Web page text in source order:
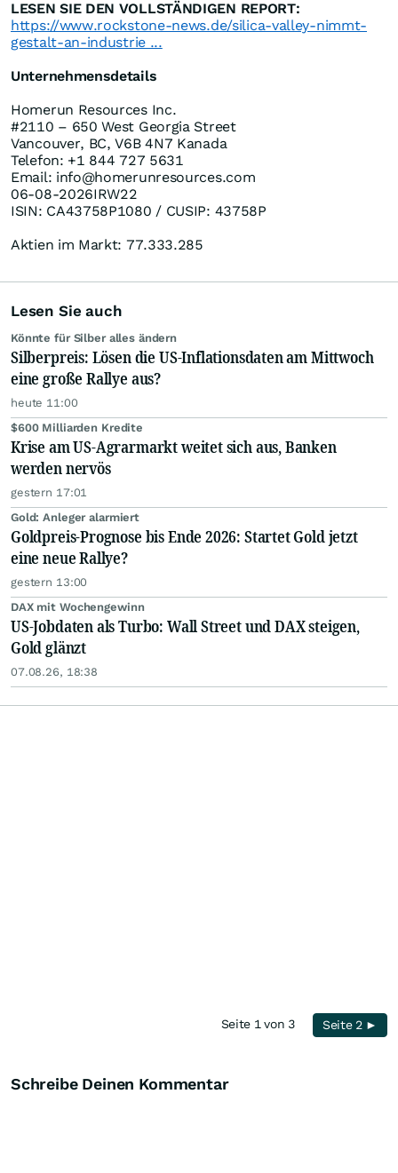
LESEN SIE DEN VOLLSTÄNDIGEN REPORT:
https://www.rockstone-news.de/silica-valley-nimmt-
gestalt-an-industrie ...
Unternehmensdetails
Homerun Resources Inc.
#2110 – 650 West Georgia Street
Vancouver, BC, V6B 4N7 Kanada
Telefon: +1 844 727 5631
Email: info@homerunresources.com
06-08-2026IRW22
ISIN: CA43758P1080 / CUSIP: 43758P
Aktien im Markt: 77.333.285
Lesen Sie auch
Könnte für Silber alles ändern
Silberpreis: Lösen die US-Inflationsdaten am Mittwoch
eine große Rallye aus?
heute 11:00
$600 Milliarden Kredite
Krise am US-Agrarmarkt weitet sich aus, Banken
werden nervös
gestern 17:01
Gold: Anleger alarmiert
Goldpreis-Prognose bis Ende 2026: Startet Gold jetzt
eine neue Rallye?
gestern 13:00
DAX mit Wochengewinn
US-Jobdaten als Turbo: Wall Street und DAX steigen,
Gold glänzt
07.08.26, 18:38
Seite 1 von 3 Seite 2 ►
Schreibe Deinen Kommentar